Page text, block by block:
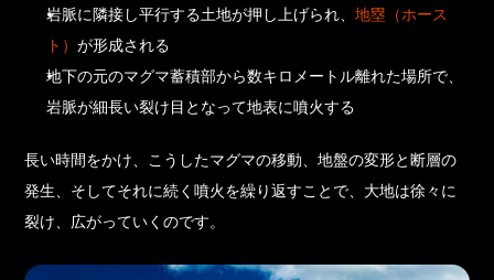
岩脈に隣接し平行する土地が押し上げられ、地塁（ホース
ト）が形成される
地下の元のマグマ蓄積部から数キロメートル離れた場所で、
岩脈が細長い裂け目となって地表に噴火する
長い時間をかけ、こうしたマグマの移動、地盤の変形と断層の
発生、そしてそれに続く噴火を繰り返すことで、大地は徐々に
裂け、広がっていくのです。